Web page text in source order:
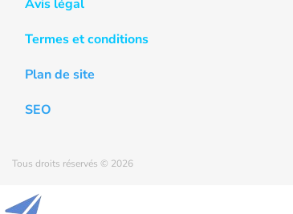
Avis légal
Termes et conditions
Plan de site
SEO
Tous droits réservés © 2026